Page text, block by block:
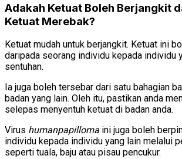
Adakah Ketuat Boleh Berjangkit
Ketuat Merebak?
Ketuat mudah untuk berjangkit. Ketuat ini
daripada seorang individu kepada individu
sentuhan.
Ia juga boleh tersebar dari satu bahagian
badan yang lain. Oleh itu, pastikan anda
selepas menyentuh ketuat di badan anda.
Virus humanpapilloma ini juga boleh
individu kepada individu yang lain melalui
seperti tuala, baju atau pisau pencukur.